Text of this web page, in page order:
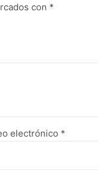
con *
electrónico *